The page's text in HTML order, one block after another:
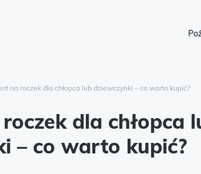
na roczek dla chłopca lub dziewczynki – co warto kupić?
dla chłopca
– co warto kupić?